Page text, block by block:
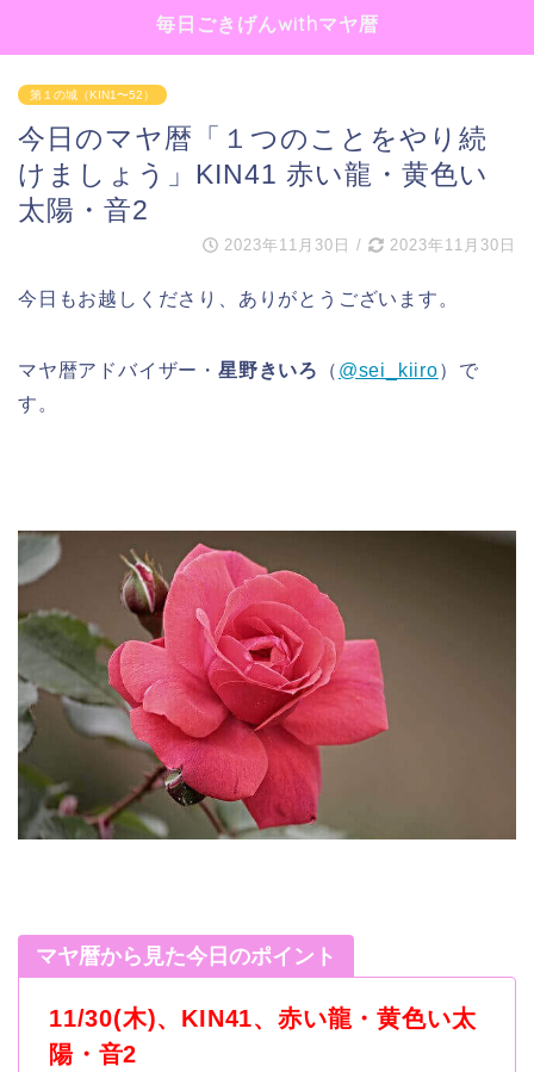
毎日ごきげんwithマヤ暦
第１の城（KIN1〜52）
今日のマヤ暦「１つのことをやり続
けましょう」KIN41 赤い龍・黄色い
太陽・音2
2023年11月30日 / 2023年11月30日
今日もお越しくださり、ありがとうございます。
マヤ暦アドバイザー・ 星野きいろ （ @sei_kiiro）で
す。
マヤ暦から見た今日のポイント
11/30(木)、KIN41、赤い龍・黄色い太
陽・音2